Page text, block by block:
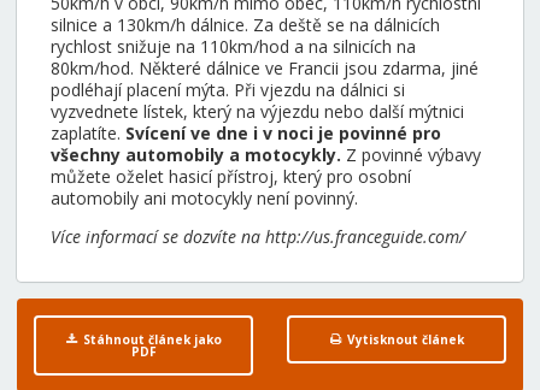
silnice a 130km/h dálnice. Za deště se na dálnicích
rychlost snižuje na 110km/hod a na silnicích na
80km/hod. Některé dálnice ve Francii jsou zdarma, jiné
podléhají placení mýta. Při vjezdu na dálnici si
vyzvednete lístek, který na výjezdu nebo další mýtnici
zaplatíte. Svícení ve dne i v noci je povinné pro
všechny automobily a motocykly. Z povinné výbavy
můžete oželet hasicí přístroj, který pro osobní
automobily ani motocykly není povinný.
Více informací se dozvíte na http://us.franceguide.com/
Stáhnout článek jako
PDF
Vytisknout článek